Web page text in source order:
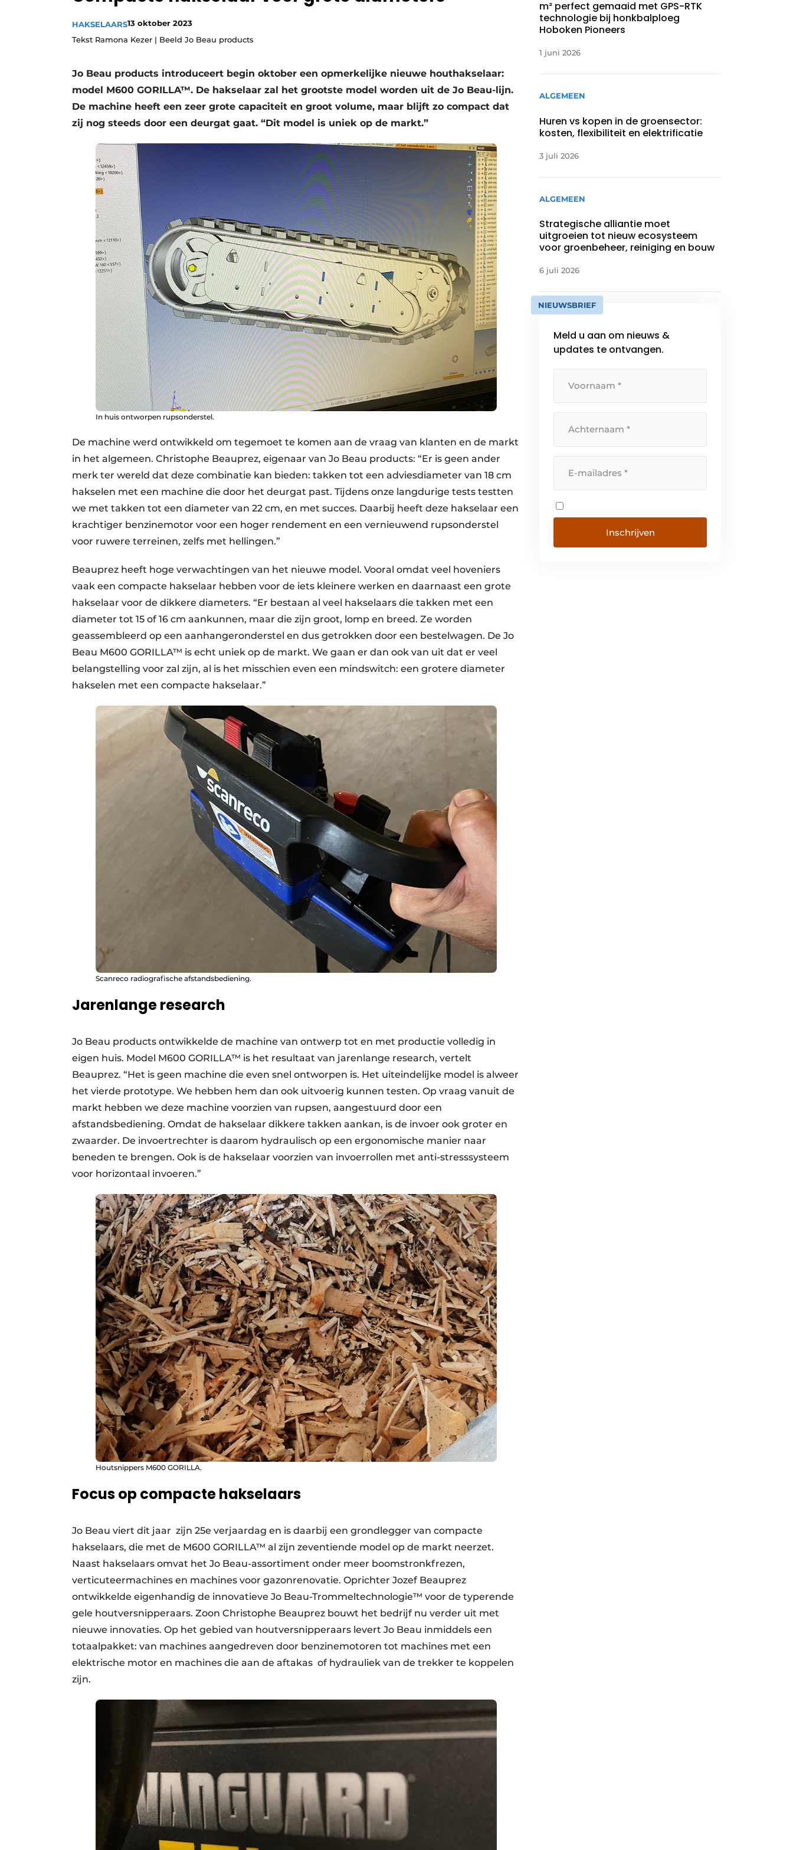
HAKSELAARS13 oktober 2023
Tekst Ramona Kezer | Beeld Jo Beau products
Jo Beau products introduceert begin oktober een opmerkelijke nieuwe houthakselaar:
model M600 GORILLA™. De hakselaar zal het grootste model worden uit de Jo Beau-lijn.
De machine heeft een zeer grote capaciteit en groot volume, maar blijft zo compact dat
zij nog steeds door een deurgat gaat. “Dit model is uniek op de markt.”
In huis ontworpen rupsonderstel.
De machine werd ontwikkeld om tegemoet te komen aan de vraag van klanten en de markt
in het algemeen. Christophe Beauprez, eigenaar van Jo Beau products: “Er is geen ander
merk ter wereld dat deze combinatie kan bieden: takken tot een adviesdiameter van 18 cm
hakselen met een machine die door het deurgat past. Tijdens onze langdurige tests testten
we met takken tot een diameter van 22 cm, en met succes. Daarbij heeft deze hakselaar een
krachtiger benzinemotor voor een hoger rendement en een vernieuwend rupsonderstel
voor ruwere terreinen, zelfs met hellingen.”
Beauprez heeft hoge verwachtingen van het nieuwe model. Vooral omdat veel hoveniers
vaak een compacte hakselaar hebben voor de iets kleinere werken en daarnaast een grote
hakselaar voor de dikkere diameters. “Er bestaan al veel hakselaars die takken met een
diameter tot 15 of 16 cm aankunnen, maar die zijn groot, lomp en breed. Ze worden
geassembleerd op een aanhangeronderstel en dus getrokken door een bestelwagen. De Jo
Beau M600 GORILLA™ is echt uniek op de markt. We gaan er dan ook van uit dat er veel
belangstelling voor zal zijn, al is het misschien even een mindswitch: een grotere diameter
hakselen met een compacte hakselaar.”
Scanreco radiografische afstandsbediening.
Jarenlange research
Jo Beau products ontwikkelde de machine van ontwerp tot en met productie volledig in
eigen huis. Model M600 GORILLA™ is het resultaat van jarenlange research, vertelt
Beauprez. “Het is geen machine die even snel ontworpen is. Het uiteindelijke model is alweer
het vierde prototype. We hebben hem dan ook uitvoerig kunnen testen. Op vraag vanuit de
markt hebben we deze machine voorzien van rupsen, aangestuurd door een
afstandsbediening. Omdat de hakselaar dikkere takken aankan, is de invoer ook groter en
zwaarder. De invoertrechter is daarom hydraulisch op een ergonomische manier naar
beneden te brengen. Ook is de hakselaar voorzien van invoerrollen met anti-stresssysteem
voor horizontaal invoeren.”
Houtsnippers M600 GORILLA.
Focus op compacte hakselaars
Jo Beau viert dit jaar zijn 25e verjaardag en is daarbij een grondlegger van compacte
hakselaars, die met de M600 GORILLA™ al zijn zeventiende model op de markt neerzet.
Naast hakselaars omvat het Jo Beau-assortiment onder meer boomstronkfrezen,
verticuteermachines en machines voor gazonrenovatie. Oprichter Jozef Beauprez
ontwikkelde eigenhandig de innovatieve Jo Beau-Trommeltechnologie™ voor de typerende
gele houtversnipperaars. Zoon Christophe Beauprez bouwt het bedrijf nu verder uit met
nieuwe innovaties. Op het gebied van houtversnipperaars levert Jo Beau inmiddels een
totaalpakket: van machines aangedreven door benzinemotoren tot machines met een
elektrische motor en machines die aan de aftakas of hydrauliek van de trekker te koppelen
zijn.
m² perfect gemaaid met GPS-RTK
technologie bij honkbalploeg
Hoboken Pioneers
1 juni 2026
ALGEMEEN
Huren vs kopen in de groensector:
kosten, flexibiliteit en elektrificatie
3 juli 2026
ALGEMEEN
Strategische alliantie moet
uitgroeien tot nieuw ecosysteem
voor groenbeheer, reiniging en bouw
6 juli 2026
NIEUWSBRIEF
Meld u aan om nieuws &
updates te ontvangen.